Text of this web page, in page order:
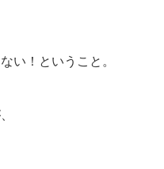
い！ということ。